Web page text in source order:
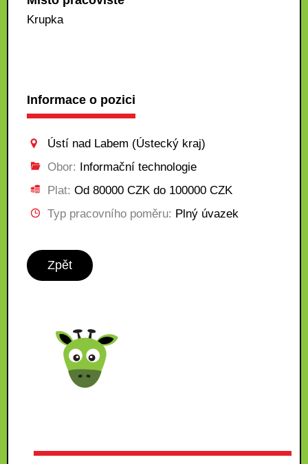
Krupka
Informace o pozici
Ústí nad Labem (Ústecký kraj)
Obor: Informační technologie
Plat: Od 80000 CZK do 100000 CZK
Typ pracovního poměru: Plný úvazek
Zpět